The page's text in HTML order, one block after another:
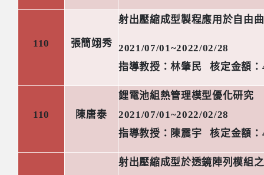
110 張簡翊秀
射出壓縮成型製程應用於自由
2021/07/01~2022/02/28
指導教授：林肇民
核定金額：
110 陳唐泰
鋰電池組熱管理模型優化研究
2021/07/01~2022/02/28
指導教授：陳震宇
核定金額：
射出壓縮成型於透鏡陣列模組